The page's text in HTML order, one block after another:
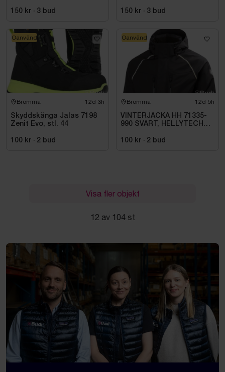
150 kr · 3 bud 150 kr · 3 bud
Bromma 12d 3h
Skyddskänga Jalas 7198
Zenit Evo, stl. 44
100 kr · 2 bud
Oanvänd
Bromma 12d 5h
VINTERJACKA HH 71335-
990 SVART, HELLYTECH
100 kr · 2 bud
Oanvänd
Visa fler objekt
12 av 104 st